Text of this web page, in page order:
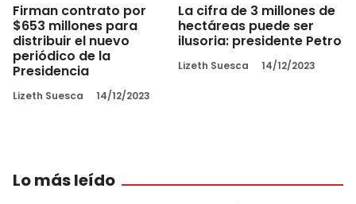
Firman contrato por
$653 millones para
distribuir el nuevo
periódico de la
Presidencia
Lizeth Suesca 14/12/2023
La cifra de 3 millones de
hectáreas puede ser
ilusoria: presidente Petro
Lizeth Suesca 14/12/2023
Lo más leído